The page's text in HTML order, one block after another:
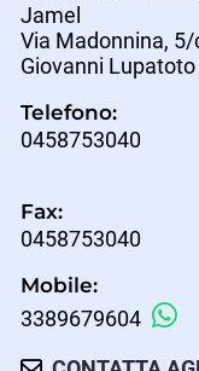
Jamel
Via Madonnina, 5/
Giovanni Lupatoto
Telefono:
0458753040
Fax:
0458753040
Mobile:
3389679604